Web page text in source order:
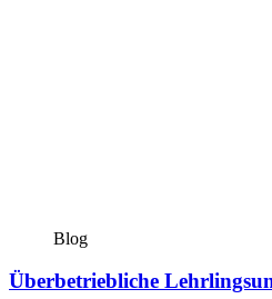
Blog
Überbetriebliche